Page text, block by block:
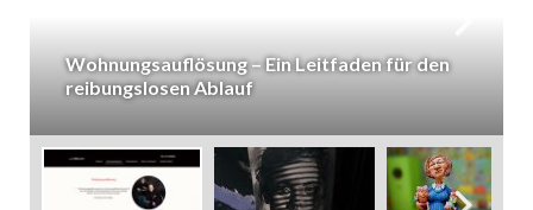
Wohnungsauflösung – Ein Leitfaden für den
reibungslosen Ablauf